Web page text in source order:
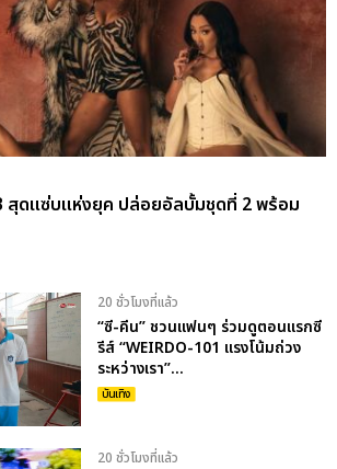
สุดแซ่บแห่งยุค ปล่อยอัลบั้มชุดที่ 2 พร้อม
20 ชั่วโมงที่แล้ว
“ซี-คีน” ชวนแฟนๆ ร่วมดูตอนแรกซี
รีส์ “WEIRDO-101 แรงโน้มถ่วง
ระหว่างเรา”...
บันเทิง
20 ชั่วโมงที่แล้ว